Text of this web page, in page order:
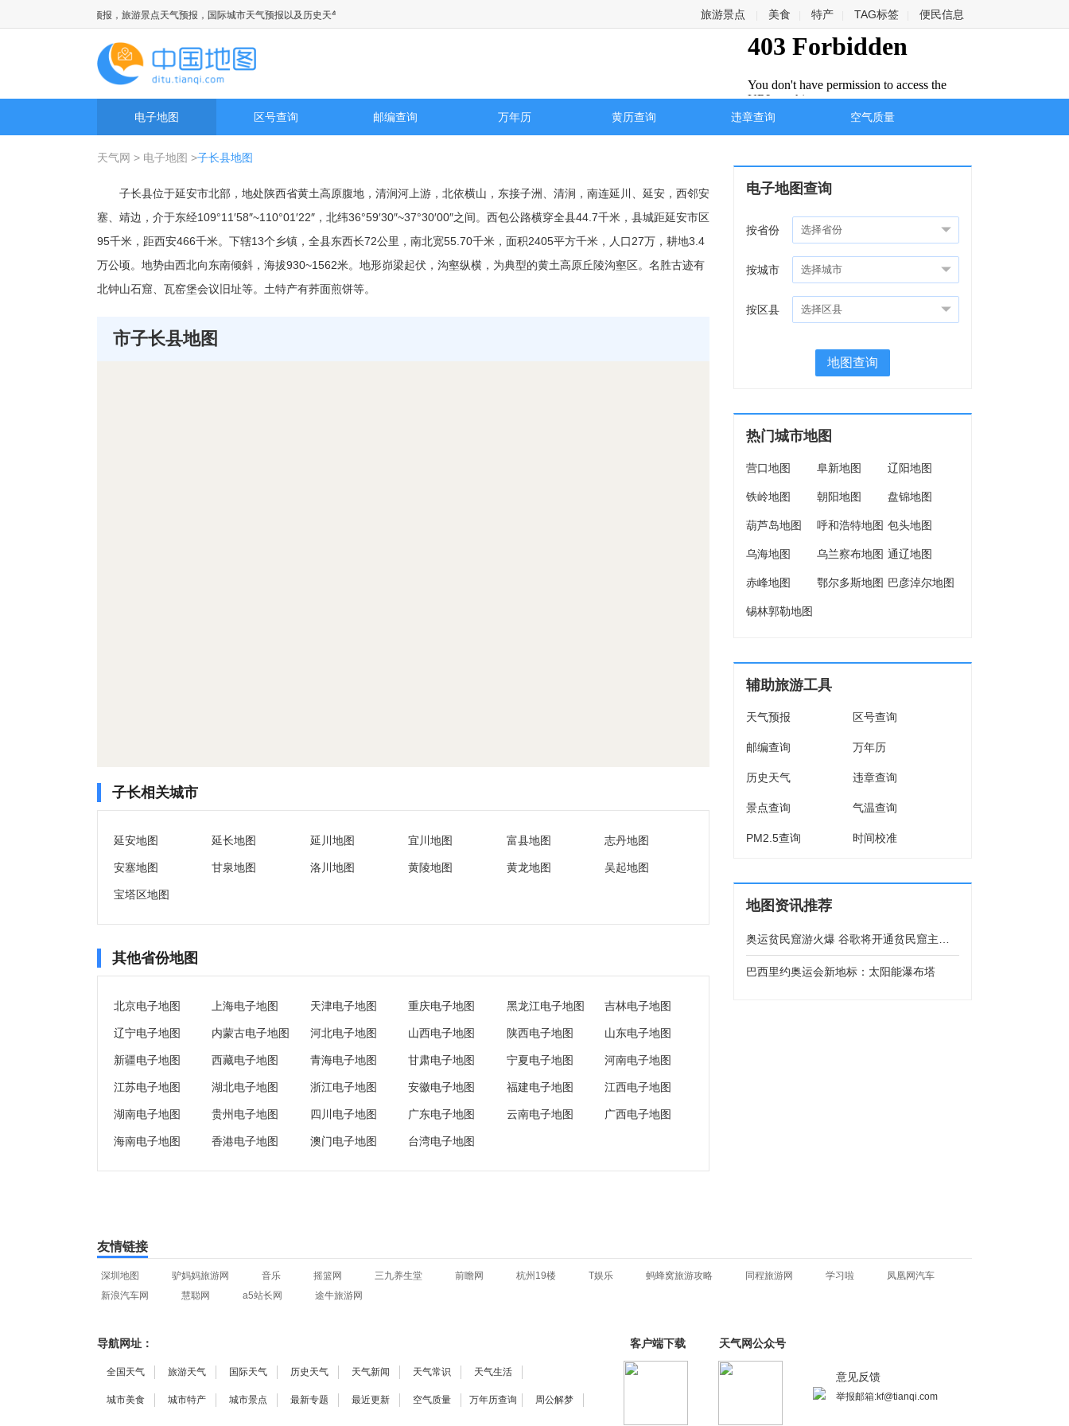
国国内城市天气预报，旅游景点天气预报，国际城市天气预报以及历史天气预报查询 旅游景点 美食 特产 TAG标签 便民信息
电子地图 区号查询 邮编查询 万年历 黄历查询 违章查询 空气质量
天气网 > 电子地图 >子长县地图
子长县位于延安市北部，地处陕西省黄土高原腹地，清涧河上游，北依横山，东接子洲、清涧，南连延川、延安，西邻安
塞、靖边，介于东经109°11′58″~110°01′22″，北纬36°59′30″~37°30′00″之间。西包公路横穿全县44.7千米，县城距延安市区
95千米，距西安466千米。下辖13个乡镇，全县东西长72公里，南北宽55.70千米，面积2405平方千米，人口27万，耕地3.4
万公顷。地势由西北向东南倾斜，海拔930~1562米。地形峁梁起伏，沟壑纵横，为典型的黄土高原丘陵沟壑区。名胜古迹有
北钟山石窟、瓦窑堡会议旧址等。土特产有荞面煎饼等。
市子长县地图
子长相关城市
延安地图 延长地图 延川地图 宜川地图 富县地图 志丹地图
安塞地图 甘泉地图 洛川地图 黄陵地图 黄龙地图 吴起地图
宝塔区地图
其他省份地图
北京电子地图 上海电子地图 天津电子地图 重庆电子地图 黑龙江电子地图 吉林电子地图
辽宁电子地图 内蒙古电子地图 河北电子地图 山西电子地图 陕西电子地图 山东电子地图
新疆电子地图 西藏电子地图 青海电子地图 甘肃电子地图 宁夏电子地图 河南电子地图
江苏电子地图 湖北电子地图 浙江电子地图 安徽电子地图 福建电子地图 江西电子地图
湖南电子地图 贵州电子地图 四川电子地图 广东电子地图 云南电子地图 广西电子地图
海南电子地图 香港电子地图 澳门电子地图 台湾电子地图
电子地图查询
按省份
按城市
按区县
地图查询
热门城市地图
营口地图 阜新地图 辽阳地图
铁岭地图 朝阳地图 盘锦地图
葫芦岛地图 呼和浩特地图 包头地图
乌海地图 乌兰察布地图 通辽地图
赤峰地图 鄂尔多斯地图 巴彦淖尔地图
锡林郭勒地图
辅助旅游工具
天气预报 区号查询
邮编查询 万年历
历史天气 违章查询
景点查询 气温查询
PM2.5查询 时间校准
地图资讯推荐
奥运贫民窟游火爆 谷歌将开通贫民窟主要
街道地图
巴西里约奥运会新地标：太阳能瀑布塔
友情链接
深圳地图 驴妈妈旅游网 音乐 摇篮网 三九养生堂 前瞻网 杭州19楼 T娱乐 蚂蜂窝旅游攻略 同程旅游网 学习啦
凤凰网汽车
新浪汽车网
慧聪网 a5站长网 途牛旅游网
导航网址：
全国天气 旅游天气 国际天气 历史天气 天气新闻 天气常识 天气生活
城市美食 城市特产 城市景点 最新专题 最近更新 空气质量 万年历查询 周公解梦
客户端下载 天气网公众号
意见反馈
举报邮箱:kf@tianqi.com